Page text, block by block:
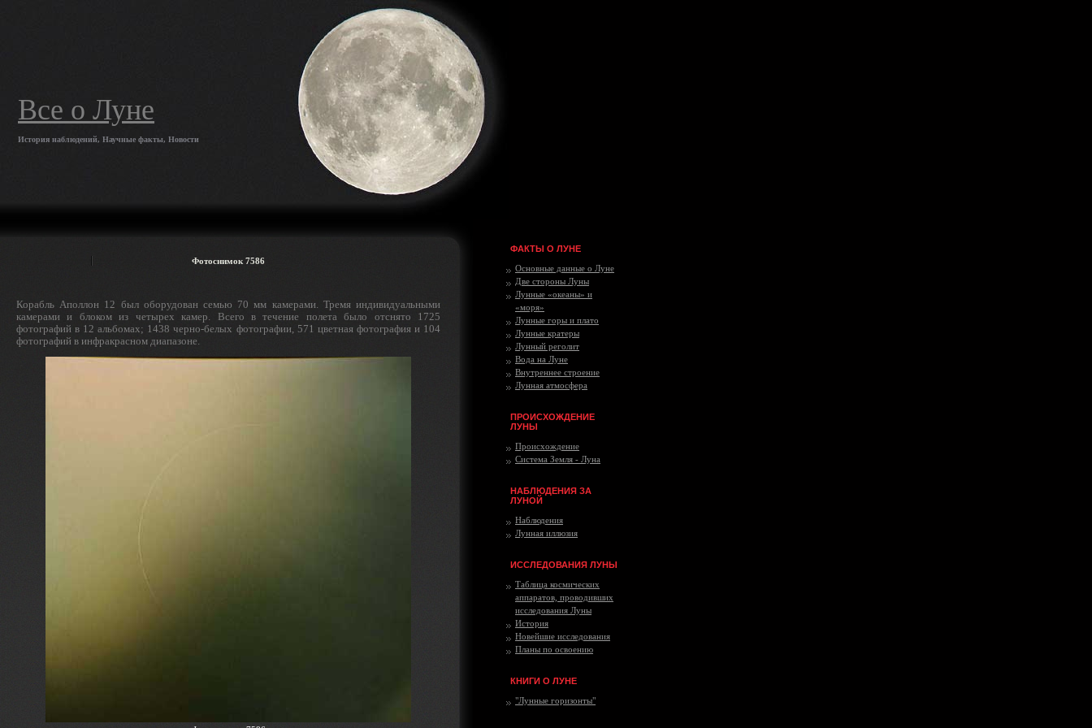
Все о Луне
История наблюдений, Научные факты, Новости
Фотоснимок 7586
Корабль Аполлон 12 был оборудован семью 70 мм камерами. Тремя индивидуальными
камерами и блоком из четырех камер. Всего в течение полета было отснято 1725
фотографий в 12 альбомах; 1438 черно-белых фотографии, 571 цветная фотография и 104
фотографий в инфракрасном диапазоне.
ФАКТЫ О ЛУНЕ
Основные данные о Луне
Две стороны Луны
Лунные «океаны» и
«моря»
Лунные горы и плато
Лунные кратеры
Лунный реголит
Вода на Луне
Внутреннее строение
Лунная атмосфера
ПРОИСХОЖДЕНИЕ
ЛУНЫ
Происхождение
Система Земля - Луна
НАБЛЮДЕНИЯ ЗА
ЛУНОЙ
Наблюдения
Лунная иллюзия
ИССЛЕДОВАНИЯ ЛУНЫ
Таблица космических
аппаратов, проводивших
исследования Луны
История
Новейшие исследования
Планы по освоению
КНИГИ О ЛУНЕ
"Лунные горизонты"